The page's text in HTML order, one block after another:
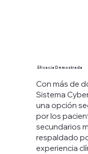
Eficacia Demostrada
Con más de
Sistema
una opción
por los
secundarios
respaldado
experiencia